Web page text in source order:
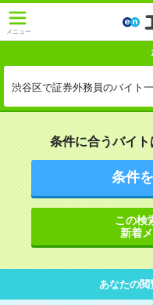
メニュー
渋谷区で証券外務員のバイト
条件に合うバイト
条件
この検
新着
あなたの閲